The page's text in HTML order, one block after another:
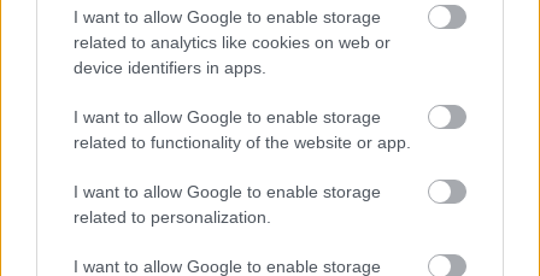
I want to allow Google to enable storage
related to analytics like cookies on web or
device identifiers in apps.
I want to allow Google to enable storage
related to functionality of the website or app.
I want to allow Google to enable storage
related to personalization.
I want to allow Google to enable storage
Tomelloso desafía al calor y llena de
ambiente la primera noche...
07/08/2026
‘Chiqui-Clan’ llega a El Provencio con los
personajes infantiles más populares...
Comarca de...